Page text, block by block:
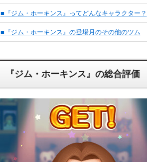
■『ジム・ホーキンス』ってどんなキャラクター？
■『ジム・ホーキンス』の登場月のその他のツム
『ジム・ホーキンス』の総合評価